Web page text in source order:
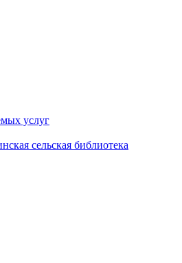
услуг
сельская библиотека